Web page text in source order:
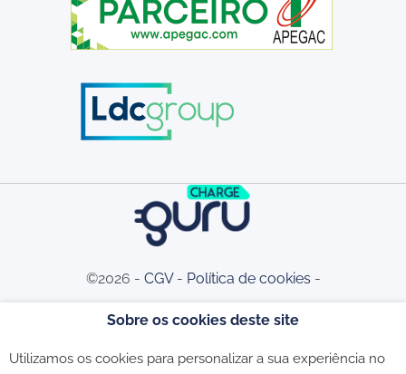
©2026 - CGV- Política de cookies -
Sobre os cookies deste site
Utilizamos os cookies para personalizar a sua experiência no